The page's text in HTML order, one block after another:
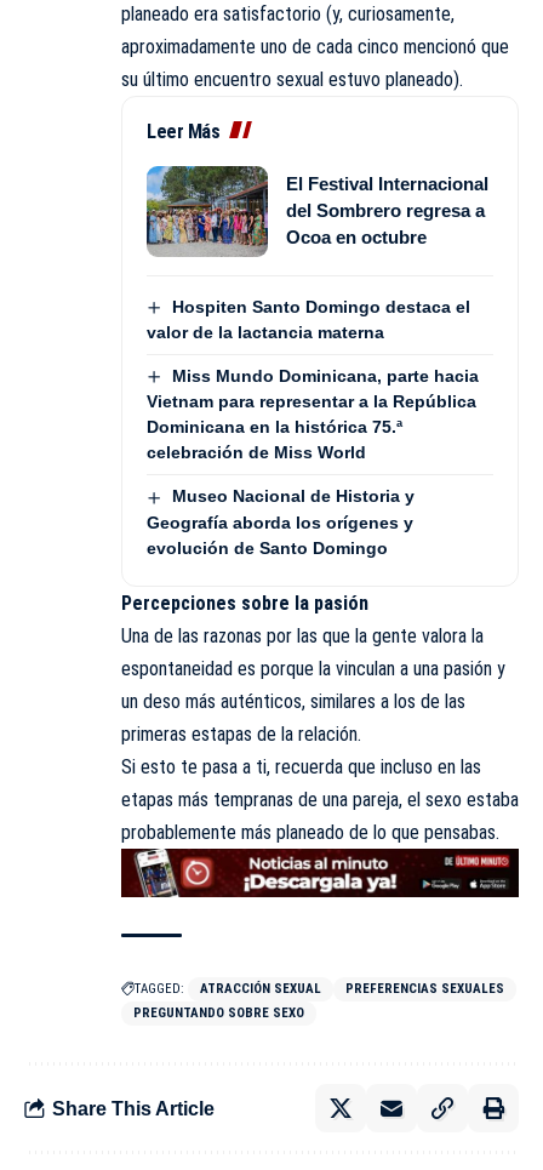
planeado era satisfactorio (y, curiosamente,
aproximadamente uno de cada cinco mencionó que
su último encuentro sexual estuvo planeado).
Leer Más
El Festival Internacional
del Sombrero regresa a
Ocoa en octubre
Hospiten Santo Domingo destaca el
valor de la lactancia materna
Miss Mundo Dominicana, parte hacia
Vietnam para representar a la República
Dominicana en la histórica 75.ª
celebración de Miss World
Museo Nacional de Historia y
Geografía aborda los orígenes y
evolución de Santo Domingo
Percepciones sobre la pasión
Una de las razonas por las que la gente valora la
espontaneidad es porque la vinculan a una pasión y
un deso más auténticos, similares a los de las
primeras estapas de la relación.
Si esto te pasa a ti, recuerda que incluso en las
etapas más tempranas de una pareja, el sexo estaba
probablemente más planeado de lo que pensabas.
TAGGED: ATRACCIÓN SEXUAL
PREFERENCIAS SEXUALES
PREGUNTANDO SOBRE SEXO
Share This Article